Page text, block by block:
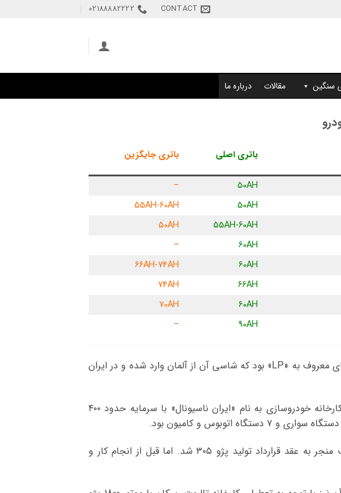
CONTACT
02188882222
سنگین مقالات درباره ما
باتری اصلی باتری جایگزین
50AH
–
50AH
55AH-60AH
55AH-60AH
50AH
60AH
–
60AH
66AH-74AH
66AH
74AH
60AH
70AH
90AH
–
ایران خودرو – IKCO – در ابتدا با سرمایه ۱۰۰ میلیون ریال تأسیس شد. تولید اولیه شرکت، اتوبوسهای معروف به «LP» بود که شاسی آن از آلمان وارد شده و در ایران
در سال ۱۳۴۵ قراردادی با شرکت روتس انگلیس به منظور تولید پیکان امضا شد و یک سال بعد کارخانه خودروسازی به نام «ایران ناسیونال» با سرمایه حدود ۴۰۰
اوایل سال ۱۳۵۷ به منظور تولید خودرویی جدیدتر با پژو فرانسه مذاکراتی انجام شد که در نهایت منجر به عقد قرارداد تولید پژو ۳۰۵ شد. اما قبل از انجام کار و